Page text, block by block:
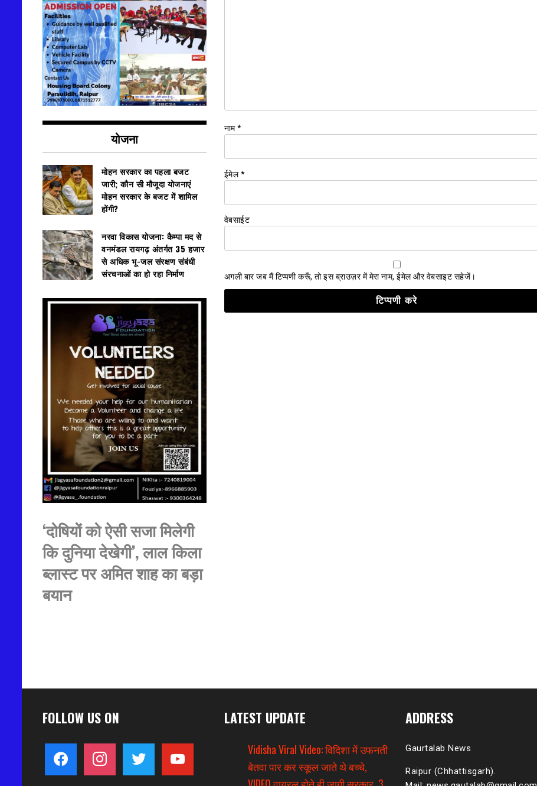
नाम*
ईमेल*
वेबसाईट
अगली बार जब मैं टिप्पणी करूँ, तो इस ब्राउज़र में मेरा नाम, ईमेल और वेबसाइट सहेजें।
योजना
मोहन सरकार का पहला बजट
जारी; कौन सी मौजूदा योजनाएं
मोहन सरकार के बजट में शामिल
होंगी?
नरवा विकास योजना: कैम्पा मद से
वनमंडल रायगढ़ अंतर्गत 35 हजार
से अधिक भू-जल संरक्षण संबंधी
संरचनाओं का हो रहा निर्माण
‘दोषियों को ऐसी सजा मिलेगी
कि दुनिया देखेगी’, लाल किला
ब्लास्ट पर अमित शाह का बड़ा
बयान
FOLLOW US ON
facebook instagram twitter youtube
LATEST UPDATE
Vidisha Viral Video: विदिशा में उफनती
बेतवा पार कर स्कूल जाते थे बच्चे,
ADDRESS
Gaurtalab News
Raipur (Chhattisgarh).